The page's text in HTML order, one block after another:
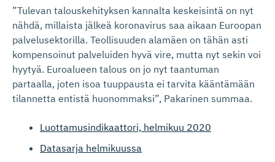
”Tulevan talouskehityksen kannalta keskeisintä on nyt
nähdä, millaista jälkeä koronavirus saa aikaan Euroopan
palvelusektorilla. Teollisuuden alamäen on tähän asti
kompensoinut palveluiden hyvä vire, mutta nyt sekin voi
hyytyä. Euroalueen talous on jo nyt taantuman
partaalla, joten isoa tuuppausta ei tarvita kääntämään
tilannetta entistä huonommaksi”, Pakarinen summaa.
Luottamusindikaattori, helmikuu 2020
Datasarja helmikuussa